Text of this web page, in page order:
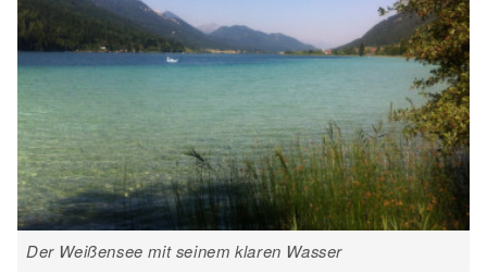
Der Weißensee mit seinem klaren Wasser